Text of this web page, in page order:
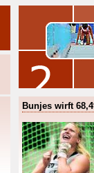
Bunjes wirft